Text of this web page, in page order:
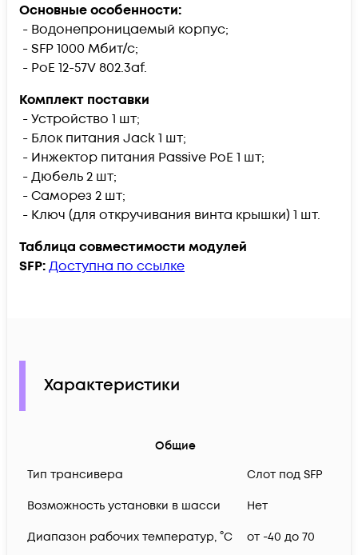
Основные особенности:
- Водонепроницаемый корпус;
- SFP 1000 Мбит/с;
- PoE 12-57V 802.3af.
Комплект поставки
- Устройство 1 шт;
- Блок питания Jack 1 шт;
- Инжектор питания Passive PoE 1 шт;
- Дюбель 2 шт;
- Саморез 2 шт;
- Ключ (для откручивания винта крышки) 1 шт.
Таблица совместимости модулей
SFP:Доступна по ссылке
Характеристики
Общие
Тип трансивера
Слот под SFP
Возможность установки в шасси Нет
Диапазон рабочих температур, °C от -40 до 70